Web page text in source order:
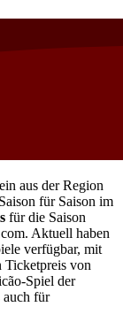
aus der Region
für Saison im
für die Saison
Aktuell haben
verfügbar, mit
Ticketpreis von
Spiel der
auch für